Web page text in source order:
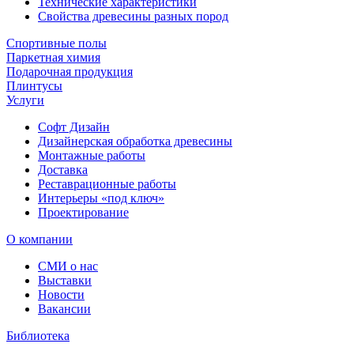
Свойства древесины разных пород
Спортивные полы
Паркетная химия
Подарочная продукция
Плинтусы
Услуги
Софт Дизайн
Дизайнерская обработка древесины
Монтажные работы
Доставка
Реставрационные работы
Интерьеры «под ключ»
Проектирование
О компании
СМИ о нас
Выставки
Новости
Вакансии
Библиотека